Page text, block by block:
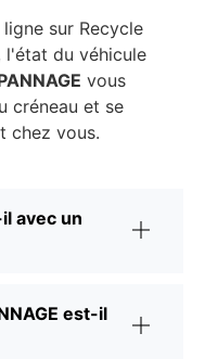
sur Recycle
l'état du véhicule
vous
créneau et se
chez vous.
avec un
est-il